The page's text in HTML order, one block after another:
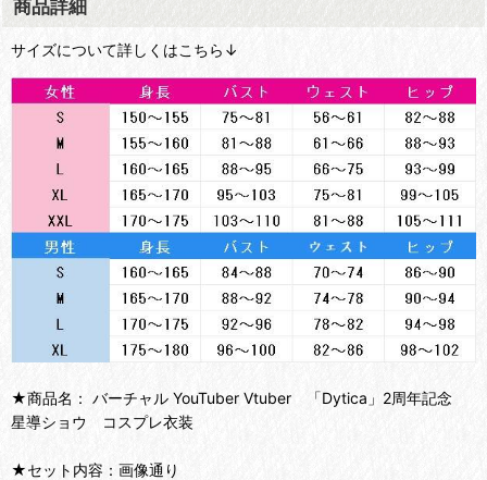
商品詳細
サイズについて詳しくはこちら↓
★商品名： バーチャル YouTuber Vtuber 「Dytica」2周年記念
星導ショウ コスプレ衣装
★セット内容：画像通り